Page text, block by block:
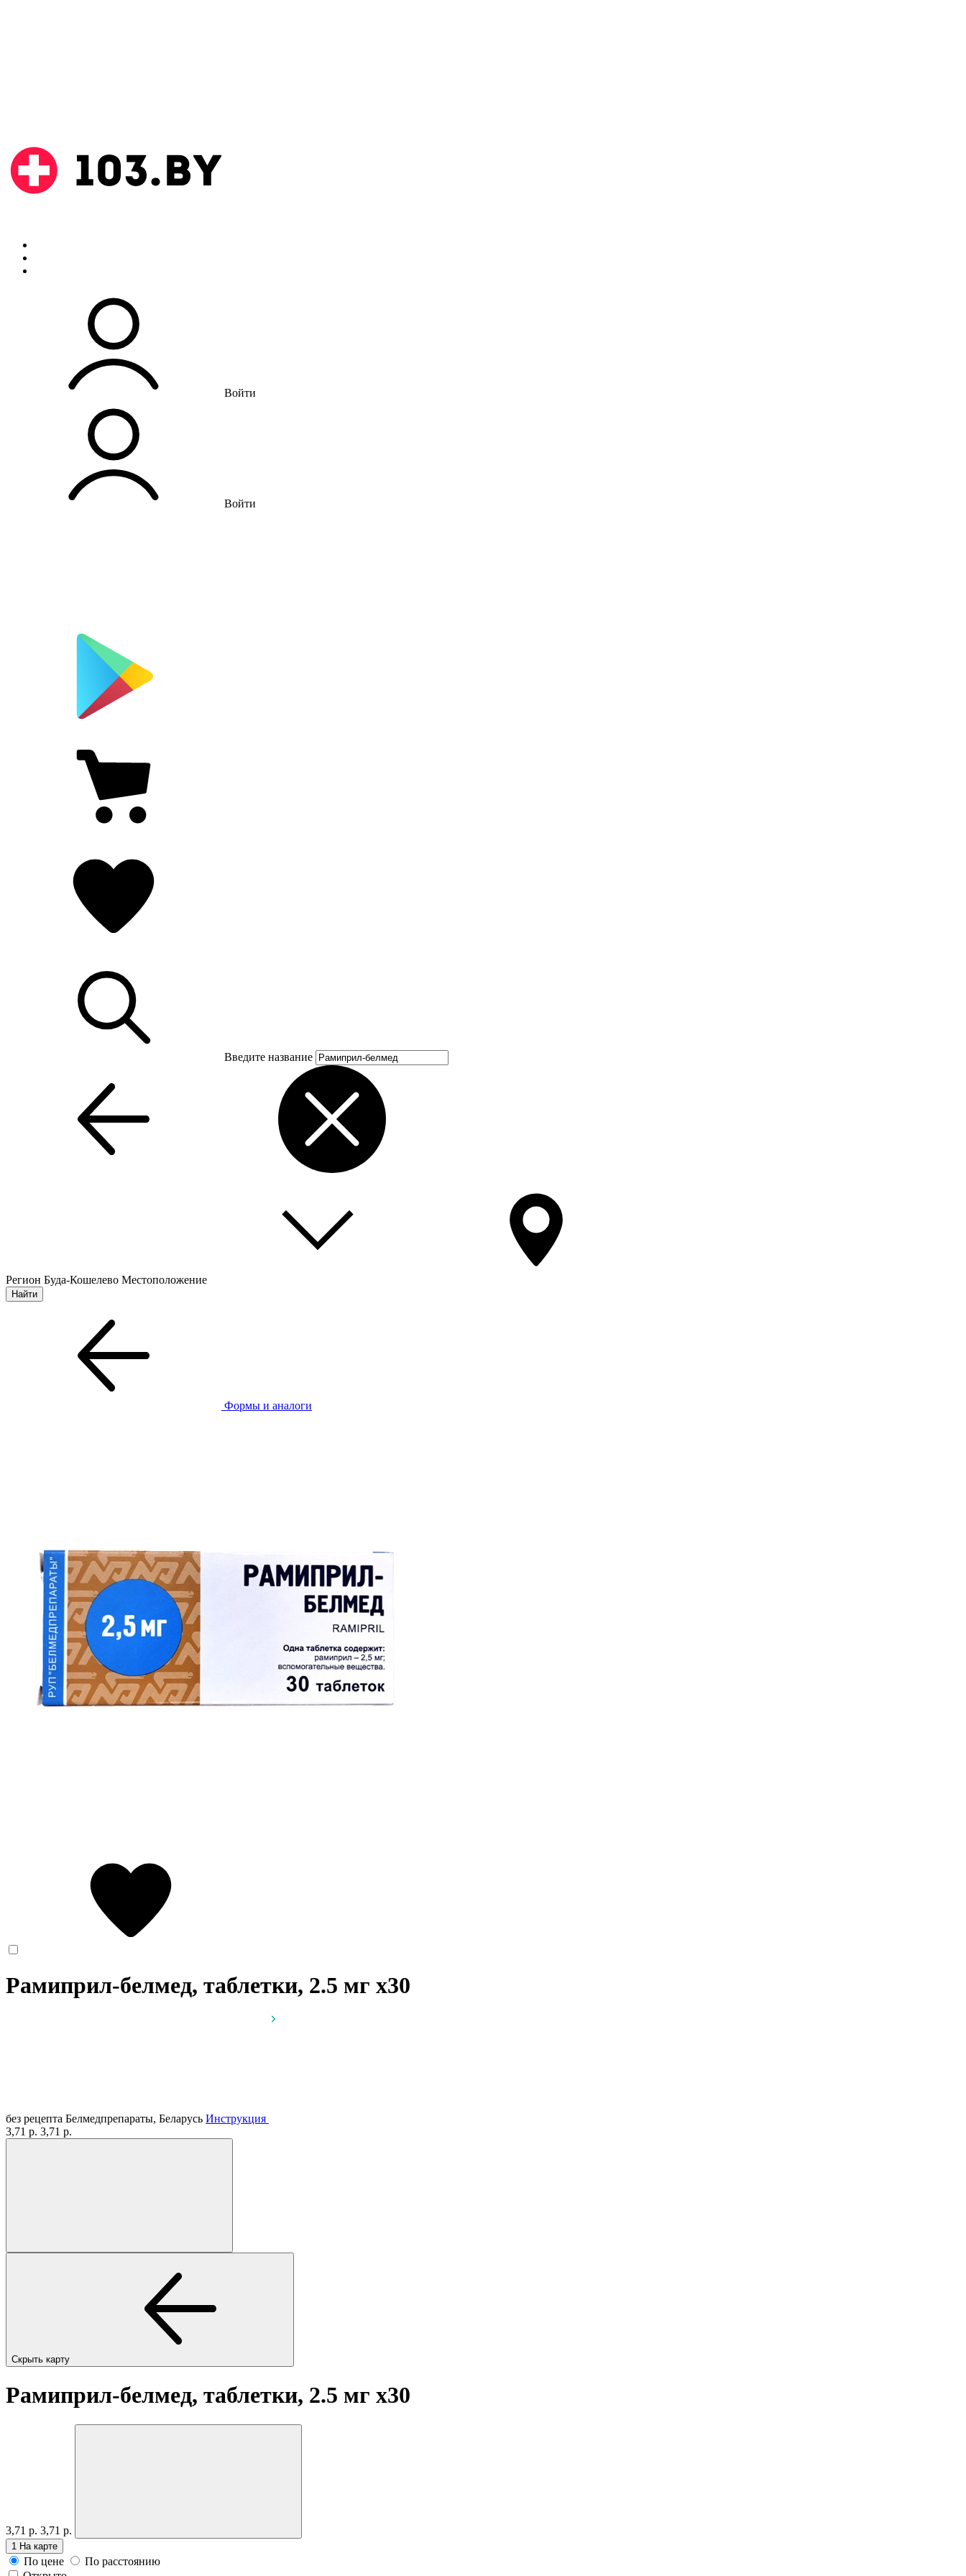
Войти
Войти
Введите название
Регион Буда-Кошелево Местоположение
Формы и аналоги
Рамиприл-белмед, таблетки, 2.5 мг x30
без рецепта Белмедпрепараты, Беларусь Инструкция
3,71 р. 3,71 р.
Скрыть карту
Рамиприл-белмед, таблетки, 2.5 мг x30
3,71 р. 3,71 р.
1 На карте
По цене
По расстоянию